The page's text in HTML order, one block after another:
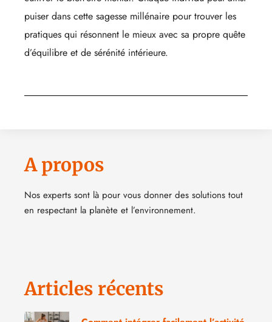
puiser dans cette sagesse millénaire pour trouver les
pratiques qui résonnent le mieux avec sa propre quête
d’équilibre et de sérénité intérieure.
A propos
Nos experts sont là pour vous donner des solutions tout
en respectant la planète et l’environnement.
Articles récents